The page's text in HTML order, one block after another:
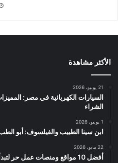
الأكثر مشاهدة
21 يونيو، 2026
السيارات الكهربائية في مصر:
الشراء
1 يونيو، 2026
ابن سينا الطبيب والفيلسوف: أبو
22 مايو، 2026
أفضل 10 مواقع ومنصات عمل حر